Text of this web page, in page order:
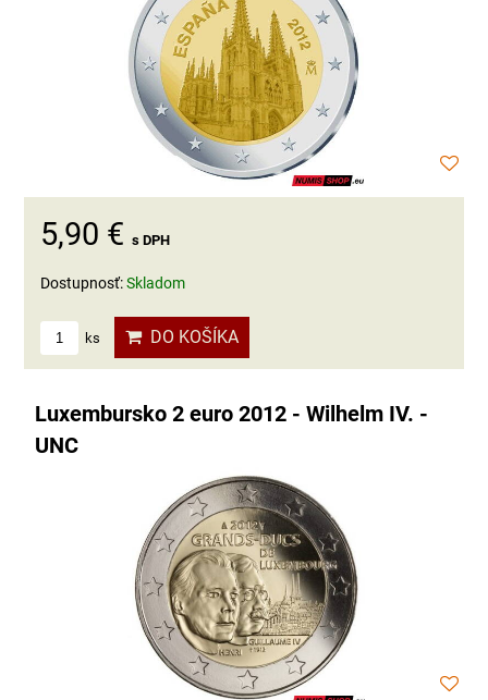
5,90 € s DPH
Dostupnosť:Skladom
ks DO KOŠÍKA
Luxembursko 2 euro 2012 - Wilhelm IV. -
UNC